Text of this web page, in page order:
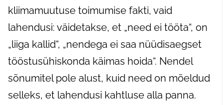
kliimamuutuse toimumise fakti, vaid
lahendusi: väidetakse, et „need ei tööta“, on
„liiga kallid“, „nendega ei saa nüüdisaegset
tööstusühiskonda käimas hoida“. Nendel
sõnumitel pole alust, kuid need on mõeldud
selleks, et lahendusi kahtluse alla panna.